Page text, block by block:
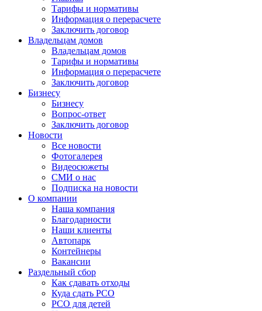
Тарифы и нормативы
Информация о перерасчете
Заключить договор
Владельцам домов
Владельцам домов
Тарифы и нормативы
Информация о перерасчете
Заключить договор
Бизнесу
Бизнесу
Вопрос-ответ
Заключить договор
Новости
Все новости
Фотогалерея
Видеосюжеты
СМИ о нас
Подписка на новости
О компании
Наша компания
Благодарности
Наши клиенты
Автопарк
Контейнеры
Вакансии
Раздельный сбор
Как сдавать отходы
Куда сдать РСО
РСО для детей